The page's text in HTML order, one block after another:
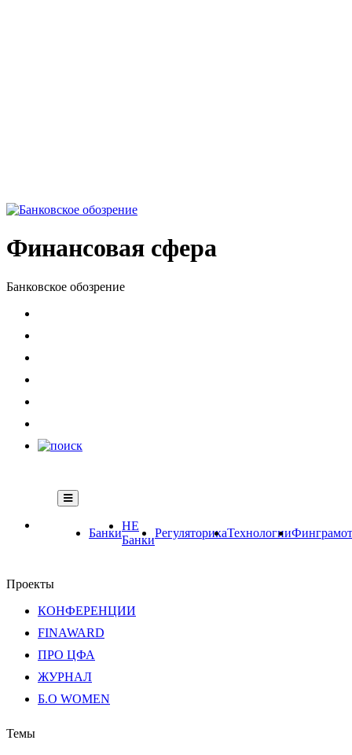
Финансовая сфера
Банковское обозрение
Банки
НЕ
Банки
РегуляторикаТехнологии
Проекты
КОНФЕРЕНЦИИ
FINAWARD
ПРО ЦФА
ЖУРНАЛ
Б.О WOMEN
Темы